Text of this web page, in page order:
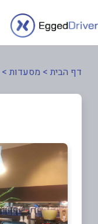
דף הבית > מסעדות >